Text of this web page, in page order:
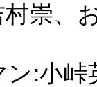
崇、
:小峠